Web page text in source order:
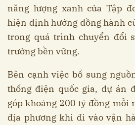
năng lượng xanh của Tập
hiện định hướng đồng hành
trong quá trình chuyển đổi
trưởng bền vững.
Bên cạnh việc bổ sung
thống điện quốc gia, dự án
góp khoảng 200 tỷ đồng mỗi
địa phương khi đi vào vận